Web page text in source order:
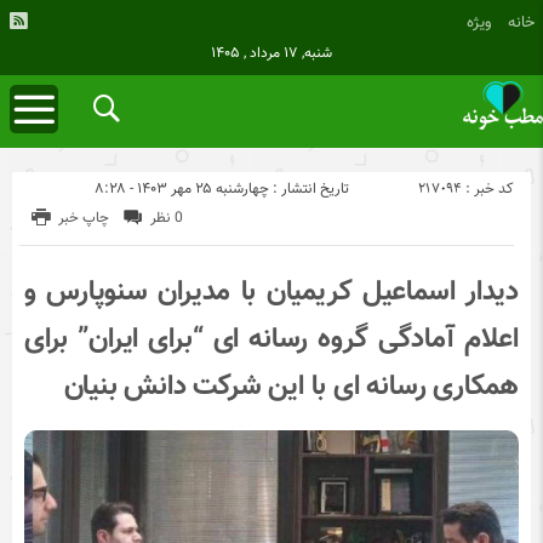
خانه ویژه
شنبه, ۱۷ مرداد , ۱۴۰۵
تاریخ انتشار : چهارشنبه ۲۵ مهر ۱۴۰۳ - ۸:۲۸ کد خبر : 217094
چاپ خبر 0 نظر
دیدار اسماعیل کریمیان با مدیران سنوپارس و
اعلام آمادگی گروه رسانه ای “برای ایران” برای
همکاری رسانه ای با این شرکت دانش بنیان